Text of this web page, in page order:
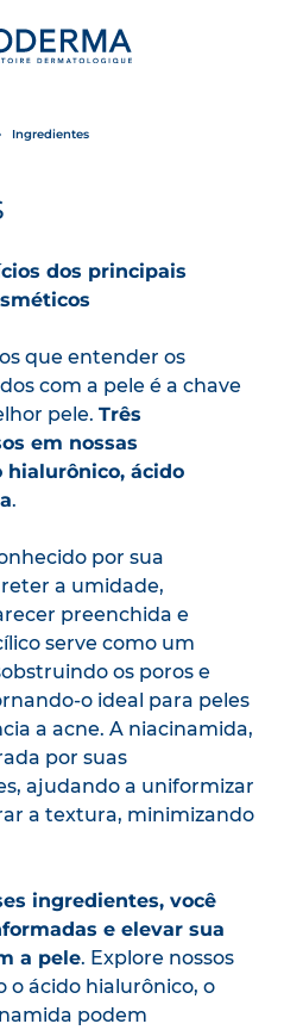
Ingredientes
dos principais
que entender os
com a pele é a chave
pele. Três
em nossas
hialurônico, ácido
.
por sua
a umidade,
preenchida e
serve como um
os poros e
o ideal para peles
a acne. A niacinamida,
por suas
ajudando a uniformizar
a textura, minimizando
ingredientes, você
e elevar sua
a pele. Explore nossos
o ácido hialurônico, o
podem